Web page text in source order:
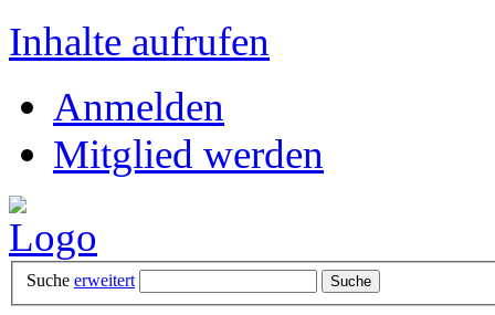
Inhalte aufrufen
Anmelden
Mitglied werden
Suche erweitert